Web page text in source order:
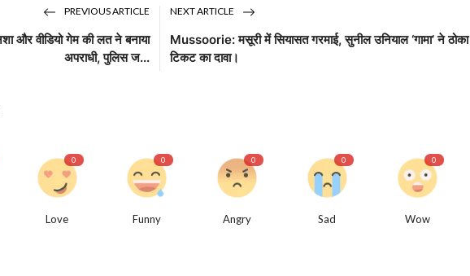
PREVIOUS ARTICLE
और वीडियो गेम की लत ने बनाया
अपराधी, पुलिस ज...
NEXT ARTICLE
Mussoorie: मसूरी में सियासत गरमाई, सुनील उनियाल ‘गामा’ ने ठोका
टिकट का दावा।
0
Love
0
Funny
0
Angry
0
Sad
0
Wow